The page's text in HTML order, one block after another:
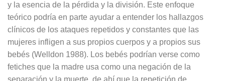
y la esencia de la pérdida y la división. Este enfoque
teórico podría en parte ayudar a entender los hallazgos
clínicos de los ataques repetidos y constantes que las
mujeres infligen a sus propios cuerpos y a propios sus
bebés (Welldon 1988). Los bebés podrían verse como
fetiches que la madre usa como una negación de la
separación y la muerte, de ahí que la repetición de